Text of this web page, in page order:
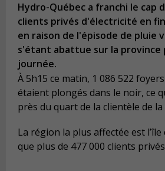
Hydro-Québec a franchi le cap
clients privés d'électricité en
en raison de l'épisode de pluie
s'étant abattue sur la province
journée.
À 5h15 ce matin, 1 086 522
étaient plongés dans le noir, ce
près du quart de la clientèle de la
La région la plus affectée est
que plus de 477 000 clients